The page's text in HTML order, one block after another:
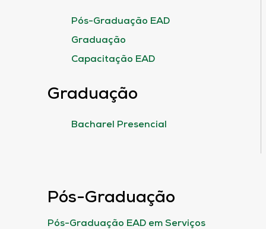
Pós-Graduação EAD
Graduação
Capacitação EAD
Graduação
Bacharel Presencial
Pós-Graduação
Pós-Graduação EAD em Serviços